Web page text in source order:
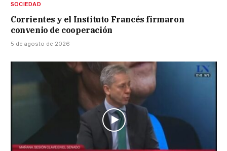
SOCIEDAD
Corrientes y el Instituto Francés firmaron
convenio de cooperación
5 de agosto de 2026